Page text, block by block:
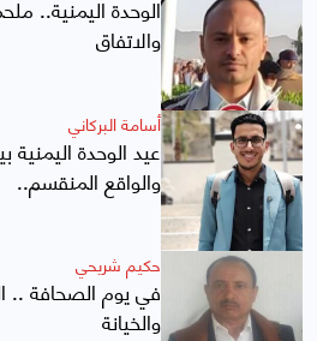
الوحدة اليمنية..
والاتفاق
أسامة البركاني
عيد الوحدة
والواقع المنقسم..
حكيم شريحي
في يوم الصحافة ..
والخيانة